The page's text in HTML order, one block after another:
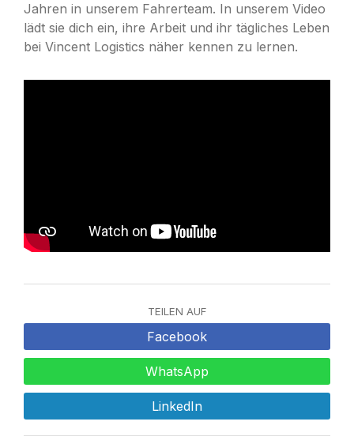
Jahren in unserem Fahrerteam. In unserem Video
lädt sie dich ein, ihre Arbeit und ihr tägliches Leben
bei Vincent Logistics näher kennen zu lernen.
TEILEN AUF
Facebook
WhatsApp
LinkedIn